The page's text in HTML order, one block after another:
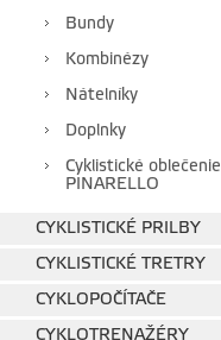
Bundy
Kombinézy
Nátelníky
Doplnky
Cyklistické oblečenie
PINARELLO
CYKLISTICKÉ PRILBY
CYKLISTICKÉ TRETRY
CYKLOPOČÍTAČE
CYKLOTRENAŽÉRY